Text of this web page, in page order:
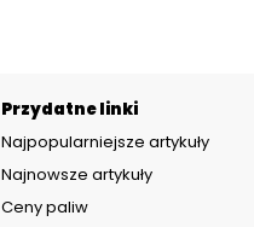
Przydatne linki
Najpopularniejsze artykuły
Najnowsze artykuły
Ceny paliw